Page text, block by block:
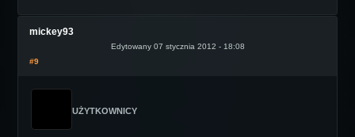
mickey93
Edytowany 07 stycznia 2012 - 18:08
#9
UŻYTKOWNICY